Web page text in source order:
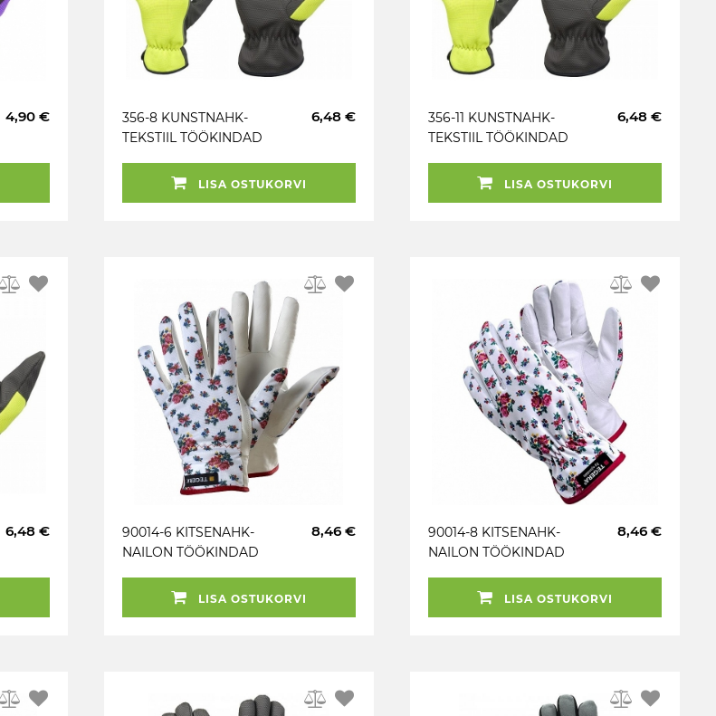
4,90 €
356-8 KUNSTNAHK-
TEKSTIIL TÖÖKINDAD
6,48 €
LISA OSTUKORVI
356-11 KUNSTNAHK-
TEKSTIIL TÖÖKINDAD
6,48 €
LISA OSTUKORVI
6,48 €
90014-6 KITSENAHK-
NAILON TÖÖKINDAD
8,46 €
LISA OSTUKORVI
90014-8 KITSENAHK-
NAILON TÖÖKINDAD
8,46 €
LISA OSTUKORVI